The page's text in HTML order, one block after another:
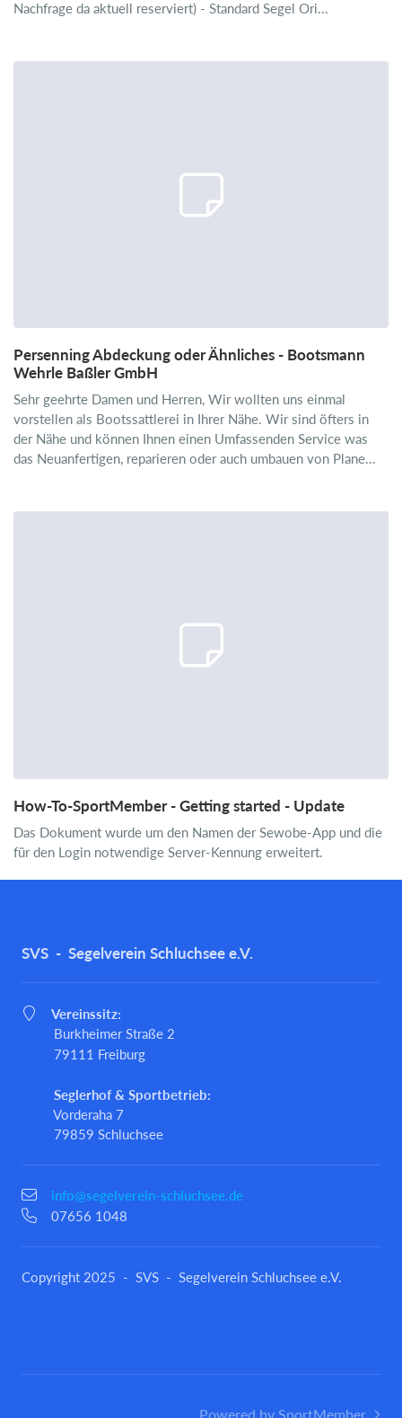
Nachfrage da aktuell reserviert) - Standard Segel Ori...
Persenning Abdeckung oder Ähnliches - Bootsmann
Wehrle Baßler GmbH
Sehr geehrte Damen und Herren, Wir wollten uns einmal
vorstellen als Bootssattlerei in Ihrer Nähe. Wir sind öfters in
der Nähe und können Ihnen einen Umfassenden Service was
das Neuanfertigen, reparieren oder auch umbauen von Plane...
How-To-SportMember - Getting started - Update
Das Dokument wurde um den Namen der Sewobe-App und die
für den Login notwendige Server-Kennung erweitert.
SVS - Segelverein Schluchsee e.V.
Vereinssitz:
Burkheimer Straße 2
79111 Freiburg
Seglerhof & Sportbetrieb:
Vorderaha 7
79859 Schluchsee
info@segelverein-schluchsee.de
07656 1048
Copyright 2025 - SVS - Segelverein Schluchsee e.V.
Powered by SportMember